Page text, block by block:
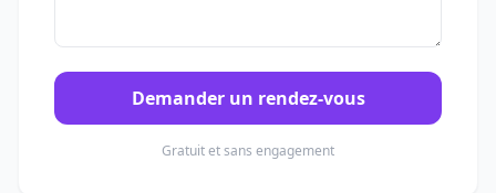
Demander un rendez-vous
Gratuit et sans engagement